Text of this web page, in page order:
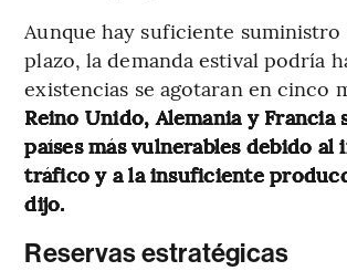
Aunque hay suficiente
plazo, la demanda estival podría
existencias se agotaran en cinco
Reino Unido, Alemania y Francia
países más vulnerables debido al
tráfico y a la insuficiente
dijo.
Reservas estratégicas